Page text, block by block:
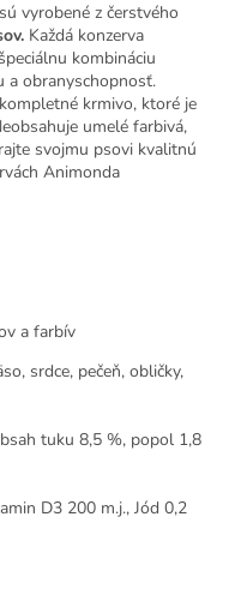
sú vyrobené z čerstvého
Každá konzerva
kombináciu
a obranyschopnosť.
krmivo, ktoré je
umelé farbivá,
svojmu psovi kvalitnú
Animonda
a farbív
srdce, pečeň, obličky,
tuku 8,5 %, popol 1,8
D3 200 m.j., Jód 0,2